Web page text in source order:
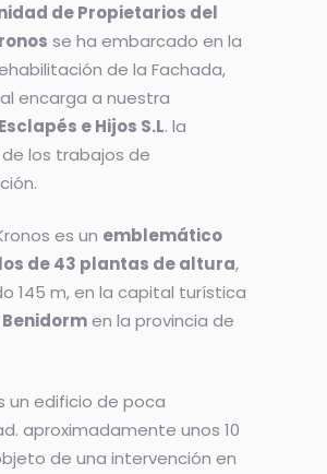
de Propietarios del
se ha embarcado en la
de la Fachada,
encarga a nuestra
Esclapés e Hijos S.L. la
los trabajos de
es un emblemático
de 43 plantas de altura,
145 m, en la capital turística
Benidormen la provincia de
un edificio de poca
aproximadamente unos 10
de una intervención en